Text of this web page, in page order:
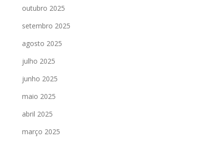
outubro 2025
setembro 2025
agosto 2025
julho 2025
junho 2025
maio 2025
abril 2025
março 2025